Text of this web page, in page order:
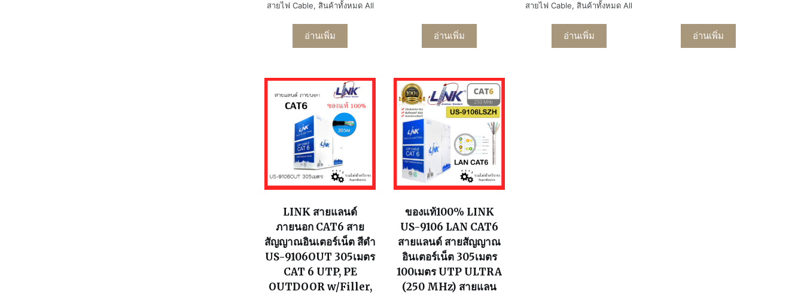
สายไฟ Cable, สินค้าทั้งหมด All
อ่านเพิ่ม อ่านเพิ่ม
สายไฟ Cable, สินค้าทั้งหมด All
อ่านเพิ่ม อ่านเพิ่ม
LINK สายแลนด์
ภายนอก CAT6 สาย
สัญญาณอินเตอร์เน็ต สีดำ
US-9106OUT 305เมตร
CAT 6 UTP, PE
OUTDOOR w/Filler,
ของแท้100% LINK
US-9106 LAN CAT6
สายแลนด์ สายสัญญาณ
อินเตอร์เน็ต 305เมตร
100เมตร UTP ULTRA
(250 MHz) สายแลน